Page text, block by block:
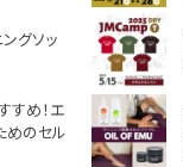
グソッ
すめ！エ
めのセル